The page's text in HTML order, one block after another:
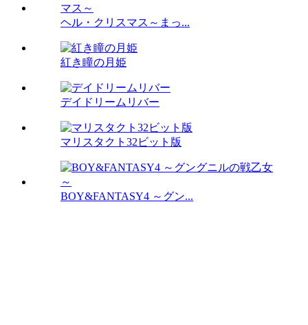
ヘル・クリスマス～まっ...
紅き瞳の月姫
デイドリームリバー
マリスタクト32ビット版
BOY&FANTASY4 ～グン...